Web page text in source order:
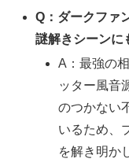
Q：ダークファ
謎解きシーンに
A：最強の
ッター風音
のつかない
いるため、
を解き明か